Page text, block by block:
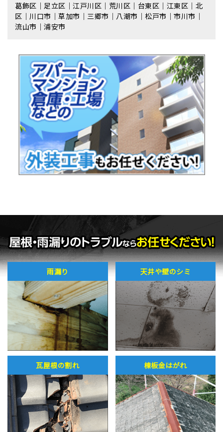
葛飾区｜足立区｜江戸川区｜荒川区｜台東区｜江東区｜北
区｜川口市｜草加市｜三郷市｜八潮市｜松⼾市｜市川市｜
流⼭市｜浦安市
雨漏り 天井や壁のシミ
瓦屋根の割れ 棟板金はがれ